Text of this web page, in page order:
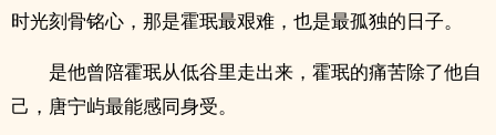
时光刻骨铭心，那是霍珉最艰难，也是最孤独的日子。
是他曾陪霍珉从低谷里走出来，霍珉的痛苦除了他自
己，唐宁屿最能感同身受。